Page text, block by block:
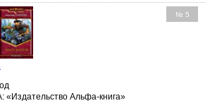
№ 5
«Издательство Альфа-книга»